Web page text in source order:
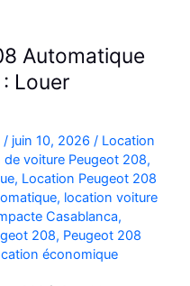
Automatique
Louer
/ juin 10, 2026 / Location
de voiture Peugeot 208,
, Location Peugeot 208
, location voiture
Casablanca,
208, Peugeot 208
économique